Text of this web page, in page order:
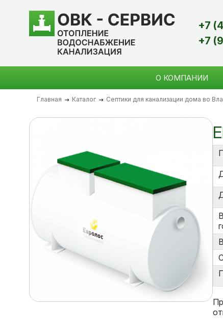
+7
+7
О КОМПАНИИ
Главная Каталог Септики для канализации дома во